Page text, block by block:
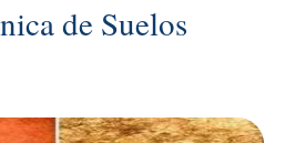
de Suelos